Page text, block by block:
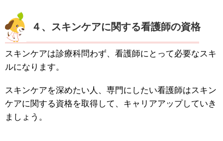
４、スキンケアに関する看護師の資格
スキンケアは診療科問わず、看護師にとって必要なスキ
ルになります。
スキンケアを深めたい人、専門にしたい看護師はスキン
ケアに関する資格を取得して、キャリアアップしていき
ましょう。